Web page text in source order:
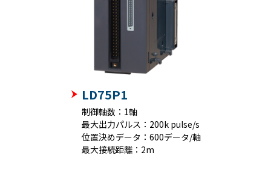
LD75P1
制御軸数：1軸
最大出力パルス：200k pulse/s
位置決めデータ：600データ/軸
最大接続距離：2m